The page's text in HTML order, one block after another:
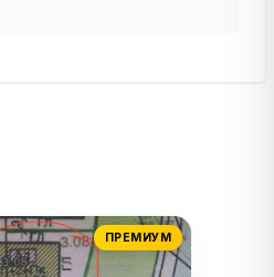
ПРЕМИУМ